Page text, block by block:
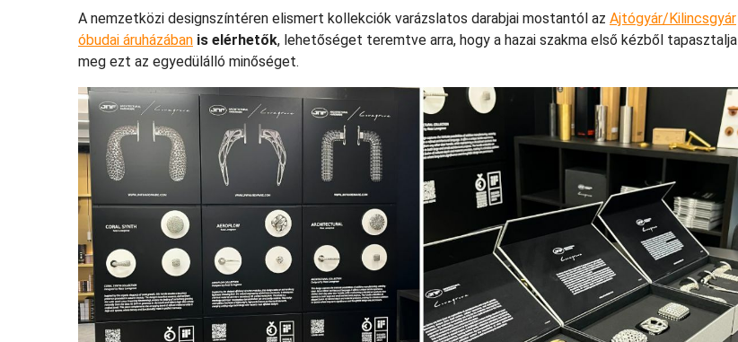
A nemzetközi designszíntéren elismert kollekciók varázslatos darabjai mostantól az Ajtógyár/Kilincsgyár
óbudai áruházában is elérhetők, lehetőséget teremtve arra, hogy a hazai szakma első kézből tapasztalja
meg ezt az egyedülálló minőséget.